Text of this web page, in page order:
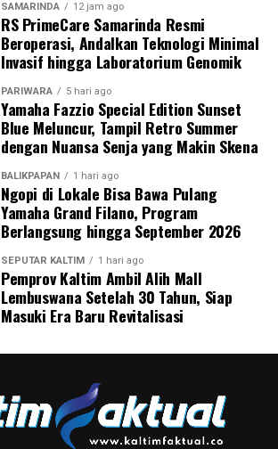
SAMARINDA 12 jam ago
RS PrimeCare Samarinda Resmi
Beroperasi, Andalkan Teknologi Minimal
Invasif hingga Laboratorium Genomik
PARIWARA 5 hari ago
Yamaha Fazzio Special Edition Sunset
Blue Meluncur, Tampil Retro Summer
dengan Nuansa Senja yang Makin Skena
BALIKPAPAN 1 hari ago
Ngopi di Lokale Bisa Bawa Pulang
Yamaha Grand Filano, Program
Berlangsung hingga September 2026
SEPUTAR KALTIM 1 hari ago
Pemprov Kaltim Ambil Alih Mall
Lembuswana Setelah 30 Tahun, Siap
Masuki Era Baru Revitalisasi